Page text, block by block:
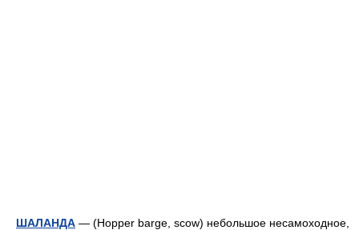
ШАЛАНДА — (Hopper barge, scow) небольшое несамоходное,